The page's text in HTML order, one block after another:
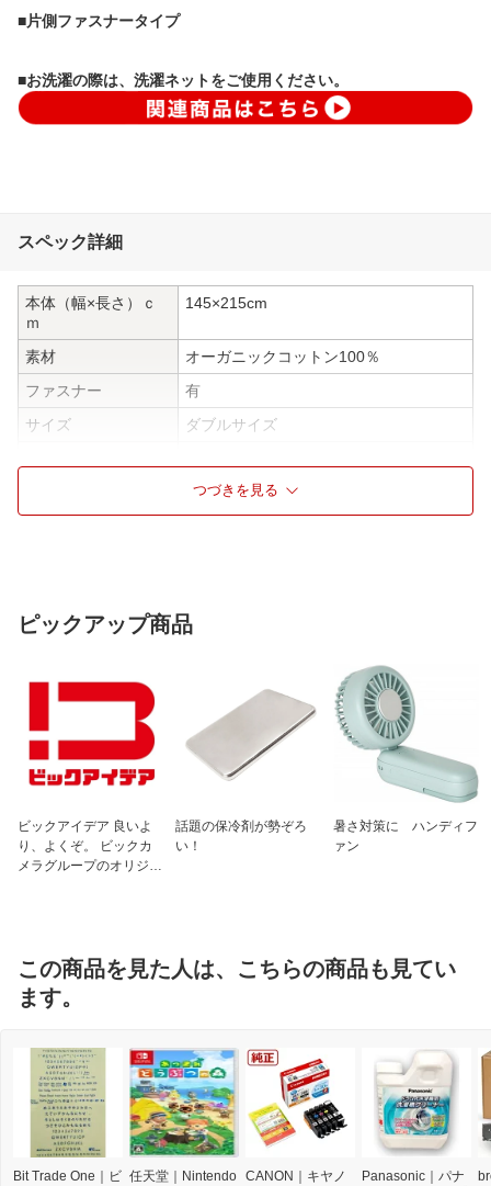
■片側ファスナータイプ
■お洗濯の際は、洗濯ネットをご使用ください。
スペック詳細
本体（幅×長さ）ｃ
ｍ
145×215cm
素材
オーガニックコットン100％
ファスナー
有
サイズ
ダブルサイズ
つづきを見る
ピックアップ商品
ビックアイデア 良いよ
り、よくぞ。 ビックカ
メラグループのオリジナ
話題の保冷剤が勢ぞろ
い！
暑さ対策に ハンディフ
ァン
この商品を見た人は、こちらの商品も見てい
ます。
Bit Trade One｜ビ 任天堂｜Nintendo CANON｜キヤノ
Panasonic｜パナ